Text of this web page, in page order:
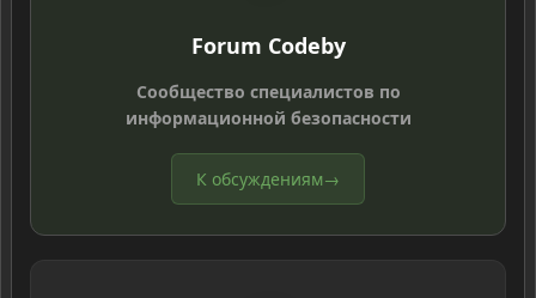
Forum Codeby
Сообщество специалистов по
информационной безопасности
К обсуждениям→